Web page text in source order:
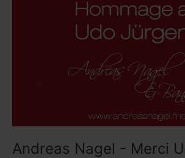
Andreas Nagel - Merci